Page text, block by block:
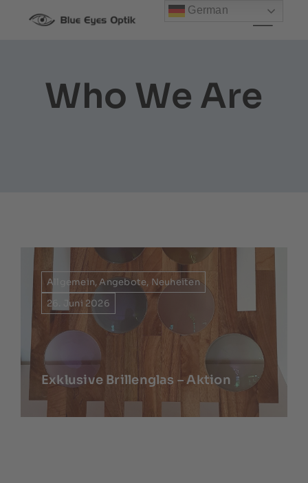
Inhalt
Who We Are
Allgemein,Angebote, Neuheiten
26. Juni 2026
Exklusive Brillenglas – Aktion
German